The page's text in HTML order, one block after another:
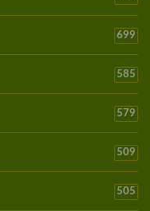
699
585
579
509
505